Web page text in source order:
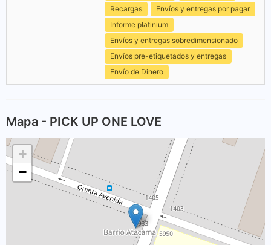
Recargas
Envíos y entregas por pagar
Informe platinium
Envíos y entregas sobredimensionado
Envíos pre-etiquetados y entregas
Envío de Dinero
Mapa - PICK UP ONE LOVE
+
−